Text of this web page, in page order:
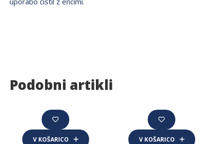
Podobni artikli
V KOŠARICO V KOŠARICO